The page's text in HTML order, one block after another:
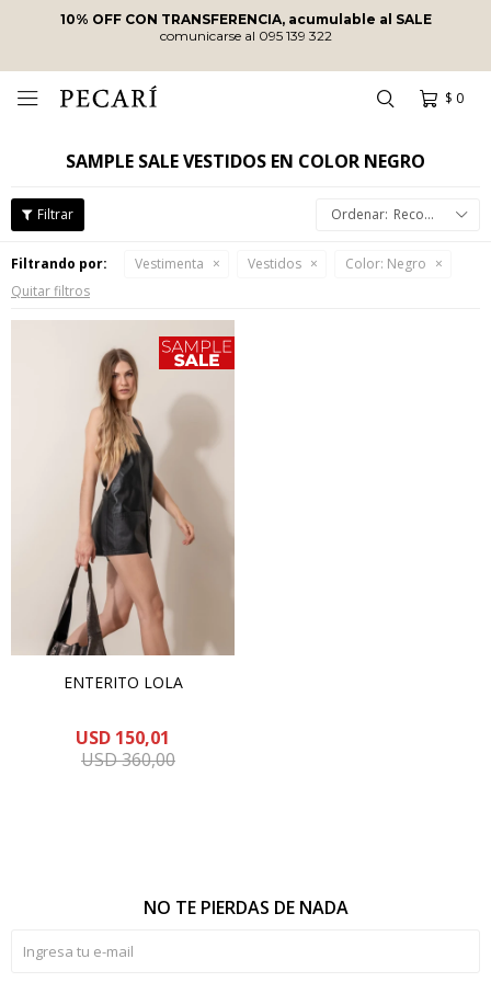
10% OFF CON TRANSFERENCIA, acumulable al SALE
comunicarse al 095 139 322
$ 0

SAMPLE SALE VESTIDOS EN COLOR NEGRO
Recomendados
Filtrando por: Vestimenta Vestidos Color: Negro
Quitar filtros
ENTERITO LOLA
USD 150,01
USD360,00
NO TE PIERDAS DE NADA